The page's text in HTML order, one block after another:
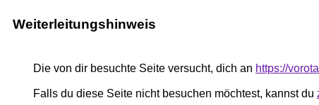
Weiterleitungshinweis
Die von dir besuchte Seite versucht, dich an https://
Falls du diese Seite nicht besuchen möchtest, kannst du